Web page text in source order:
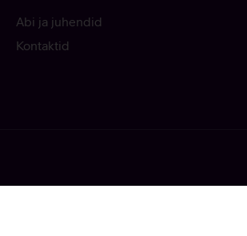
Abi ja juhendid
Kontaktid